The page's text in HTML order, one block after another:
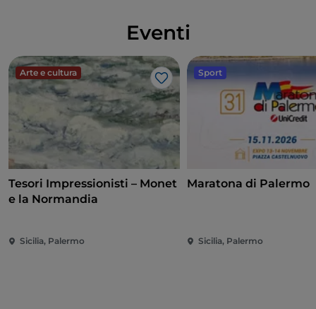
Eventi
Arte e cultura
Like
Tesori Impressionisti – Monet
e la Normandia
Sicilia, Palermo
Sport
Maratona di Palermo
Sicilia, Palermo